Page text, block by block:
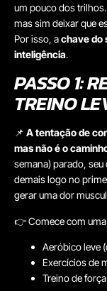
um pouco dos
mas sim deixar que
Por isso, achave do
inteligência.
PASSO 1:
TREINO
📌 A tentação de
mas não é o
semana) parado,
demais logo no
gerar uma dor
👉 Comece com
Aeróbico leve
Exercícios de
Treino de